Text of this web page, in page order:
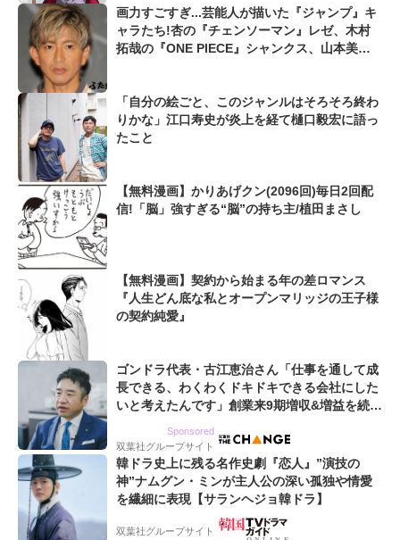
画力すごすぎ...芸能人が描いた『ジャンプ』キ
ャラたち!杏の『チェンソーマン』レゼ、木村
拓哉の『ONE PIECE』シャンクス、山本美月
「自分の絵ごと、このジャンルはそろそろ終わ
りかな」江口寿史が炎上を経て樋口毅宏に語っ
たこと
【無料漫画】かりあげクン(2096回)毎日2回配
信!「脳」強すぎる“脳”の持ち主/植田まさし
【無料漫画】契約から始まる年の差ロマンス
『人生どん底な私とオープンマリッジの王子様
の契約純愛』
ゴンドラ代表・古江恵治さん「仕事を通して成
長できる、わくわくドキドキできる会社にした
いと考えたんです」創業来9期増収&増益を続け
Sponsored
双葉社グループサイト
韓ドラ史上に残る名作史劇『恋人』”演技の
神”ナムグン・ミンが主人公の深い孤独や情愛
を繊細に表現【サランヘジョ韓ドラ】
双葉社グループサイト